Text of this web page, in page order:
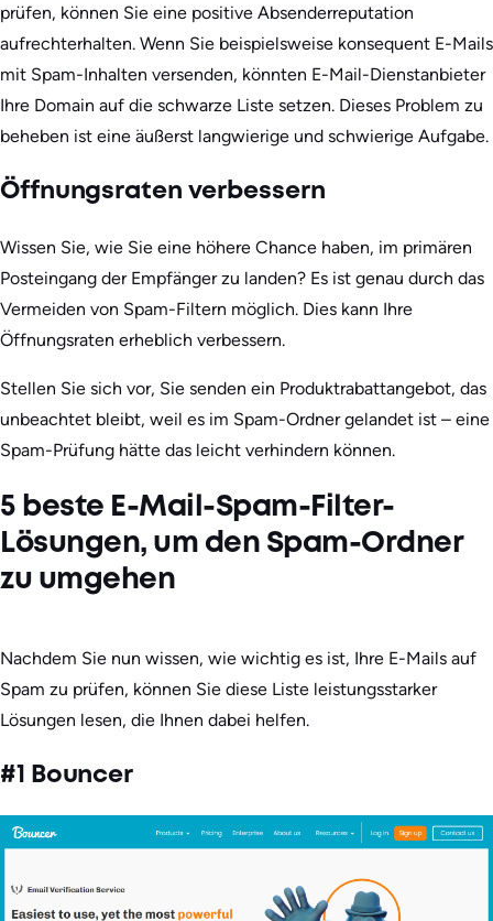
prüfen, können Sie eine positive Absenderreputation
aufrechterhalten. Wenn Sie beispielsweise konsequent E-Mails
mit Spam-Inhalten versenden, könnten E-Mail-Dienstanbieter
Ihre Domain auf die schwarze Liste setzen. Dieses Problem zu
beheben ist eine äußerst langwierige und schwierige Aufgabe.
Öffnungsraten verbessern
Wissen Sie, wie Sie eine höhere Chance haben, im primären
Posteingang der Empfänger zu landen? Es ist genau durch das
Vermeiden von Spam-Filtern möglich. Dies kann Ihre
Öffnungsraten erheblich verbessern.
Stellen Sie sich vor, Sie senden ein Produktrabattangebot, das
unbeachtet bleibt, weil es im Spam-Ordner gelandet ist – eine
Spam-Prüfung hätte das leicht verhindern können.
5 beste E-Mail-Spam-Filter-
Lösungen, um den Spam-Ordner
zu umgehen
Nachdem Sie nun wissen, wie wichtig es ist, Ihre E-Mails auf
Spam zu prüfen, können Sie diese Liste leistungsstarker
Lösungen lesen, die Ihnen dabei helfen.
#1 Bouncer